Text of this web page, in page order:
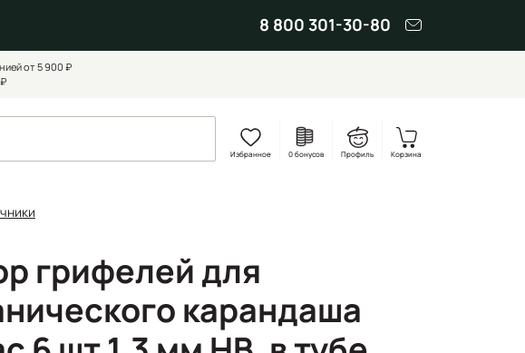
8 800 301-30-80
от 5 900 ₽
Избранное 0 бонусов Профиль Корзина
грифелей для
карандаша